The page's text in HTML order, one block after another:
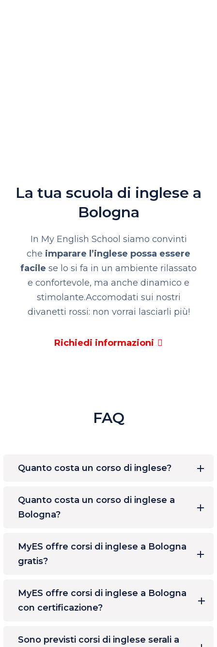
La tua scuola di inglese a
Bologna
In My English School siamo convinti
che imparare l’inglese possa essere
facile se lo si fa in un ambiente rilassato
e confortevole, ma anche dinamico e
stimolante.Accomodati sui nostri
divanetti rossi: non vorrai lasciarli più!
Richiedi informazioni
FAQ
Quanto costa un corso di inglese?
Quanto costa un corso di inglese a
Bologna?
MyES offre corsi di inglese a Bologna
gratis?
MyES offre corsi di inglese a Bologna
con certificazione?
Sono previsti corsi di inglese serali a